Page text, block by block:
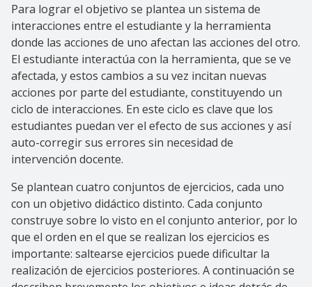
Para lograr el objetivo se plantea un sistema de
interacciones entre el estudiante y la herramienta
donde las acciones de uno afectan las acciones del otro.
El estudiante interactúa con la herramienta, que se ve
afectada, y estos cambios a su vez incitan nuevas
acciones por parte del estudiante, constituyendo un
ciclo de interacciones. En este ciclo es clave que los
estudiantes puedan ver el efecto de sus acciones y así
auto-corregir sus errores sin necesidad de
intervención docente.
Se plantean cuatro conjuntos de ejercicios, cada uno
con un objetivo didáctico distinto. Cada conjunto
construye sobre lo visto en el conjunto anterior, por lo
que el orden en el que se realizan los ejercicios es
importante: saltearse ejercicios puede dificultar la
realización de ejercicios posteriores. A continuación se